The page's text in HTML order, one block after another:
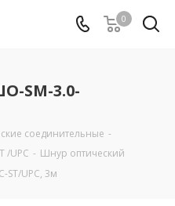
0
SM-3.0-
соединительные -
/UPC - Шнур оптический
ST/UPC, 3м